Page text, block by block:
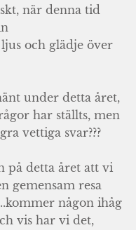
när denna tid
och glädje över
under detta året,
har ställts, men
vettiga svar???
på detta året att vi
gemensam resa
någon ihåg
vis har vi det,